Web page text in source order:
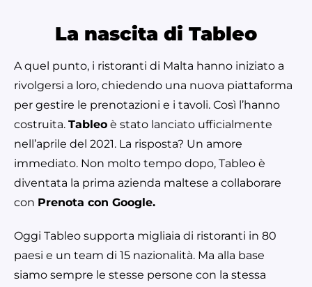
La nascita di Tableo
A quel punto, i ristoranti di Malta hanno iniziato a
rivolgersi a loro, chiedendo una nuova piattaforma
per gestire le prenotazioni e i tavoli. Così l’hanno
costruita. Tableo è stato lanciato ufficialmente
nell’aprile del 2021. La risposta? Un amore
immediato. Non molto tempo dopo, Tableo è
diventata la prima azienda maltese a collaborare
con Prenota con Google.
Oggi Tableo supporta migliaia di ristoranti in 80
paesi e un team di 15 nazionalità. Ma alla base
siamo sempre le stesse persone con la stessa